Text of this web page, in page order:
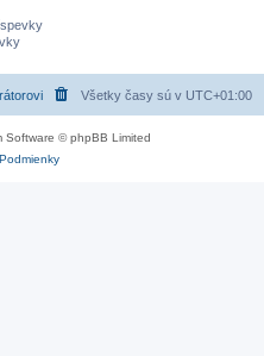
Všetky časy sú v UTC+01:00
Software © phpBB Limited
Podmienky